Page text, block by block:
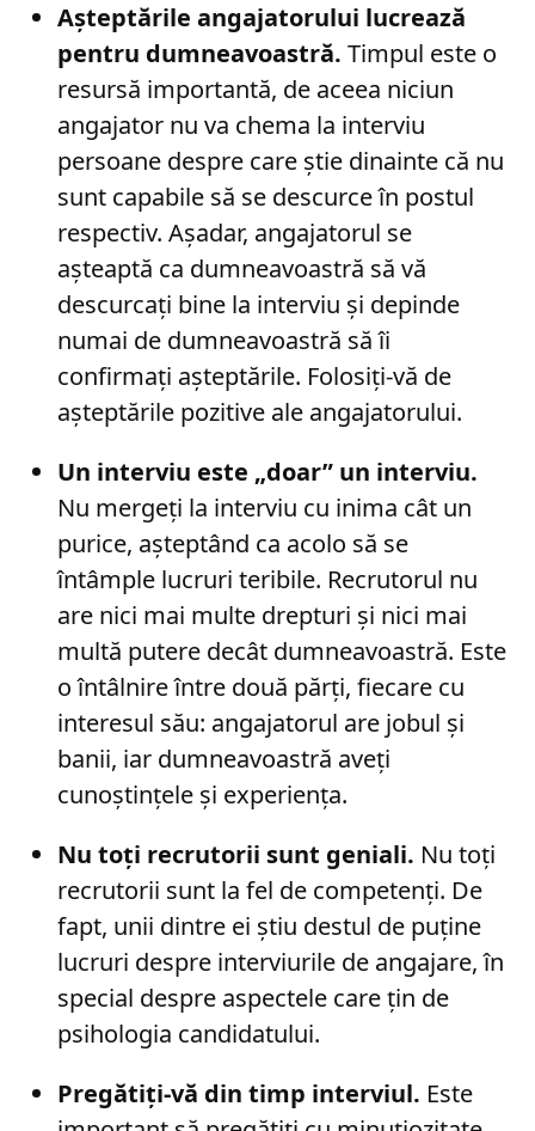
Așteptările angajatorului lucrează
pentru dumneavoastră. Timpul este o
resursă importantă, de aceea niciun
angajator nu va chema la interviu
persoane despre care știe dinainte că nu
sunt capabile să se descurce în postul
respectiv. Așadar, angajatorul se
așteaptă ca dumneavoastră să vă
descurcați bine la interviu și depinde
numai de dumneavoastră să îi
confirmați așteptările. Folosiți-vă de
așteptările pozitive ale angajatorului.
Un interviu este „doar” un interviu.
Nu mergeți la interviu cu inima cât un
purice, așteptând ca acolo să se
întâmple lucruri teribile. Recrutorul nu
are nici mai multe drepturi și nici mai
multă putere decât dumneavoastră. Este
o întâlnire între două părți, fiecare cu
interesul său: angajatorul are jobul și
banii, iar dumneavoastră aveți
cunoștințele și experiența.
Nu toți recrutorii sunt geniali. Nu toți
recrutorii sunt la fel de competenți. De
fapt, unii dintre ei știu destul de puține
lucruri despre interviurile de angajare, în
special despre aspectele care țin de
psihologia candidatului.
Pregătiți-vă din timp interviul. Este